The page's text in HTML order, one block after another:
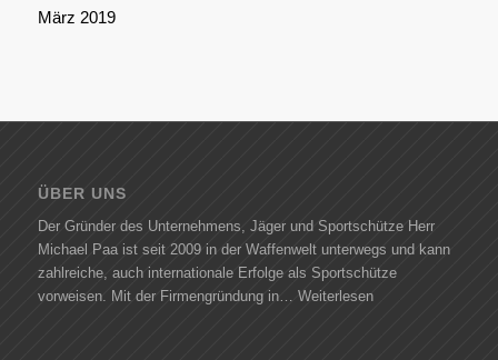
März 2019
ÜBER UNS
Der Gründer des Unternehmens, Jäger und Sportschütze Herr
Michael Paa ist seit 2009 in der Waffenwelt unterwegs und kann
zahlreiche, auch internationale Erfolge als Sportschütze
vorweisen. Mit der Firmengründung in… Weiterlesen